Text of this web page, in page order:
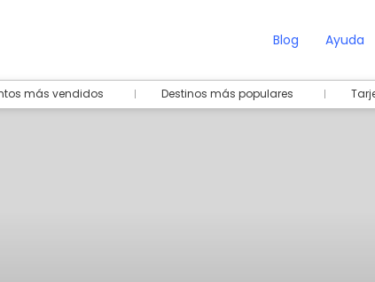
Blog Ayuda
más vendidos Destinos más populares